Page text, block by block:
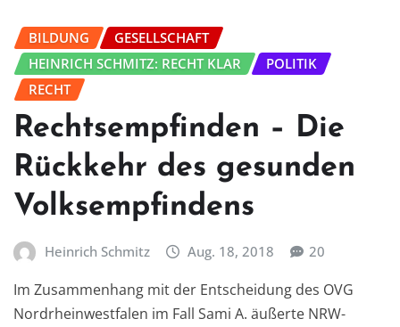
BILDUNG
GESELLSCHAFT
HEINRICH SCHMITZ: RECHT KLAR
POLITIK
RECHT
Rechtsempfinden – Die
Rückkehr des gesunden
Volksempfindens
Heinrich Schmitz Aug. 18, 2018 20
Im Zusammenhang mit der Entscheidung des OVG
Nordrheinwestfalen im Fall Sami A. äußerte NRW-